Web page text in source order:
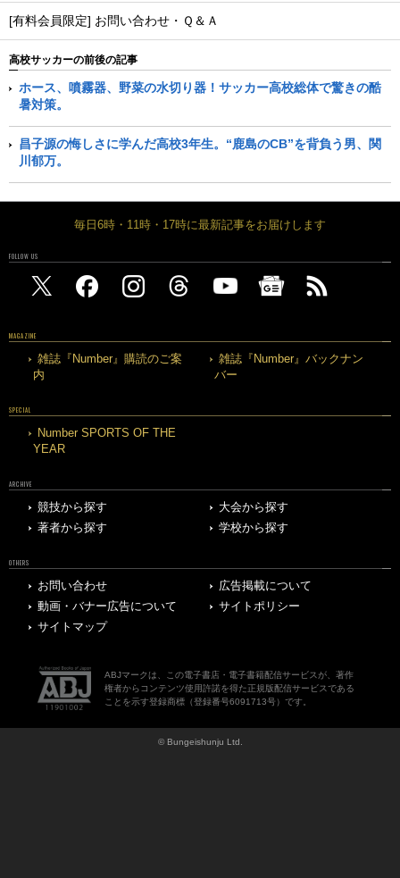
[有料会員限定] お問い合わせ・Ｑ＆Ａ
高校サッカーの前後の記事
ホース、噴霧器、野菜の水切り器！サッカー高校総体で驚きの酷
暑対策。
昌子源の悔しさに学んだ高校3年生。“鹿島のCB”を背負う男、関
川郁万。
毎日6時・11時・17時に最新記事をお届けします
FOLLOW US
MAGAZINE
雑誌『Number』購読のご案
内
雑誌『Number』バックナン
バー
SPECIAL
Number SPORTS OF THE
YEAR
ARCHIVE
競技から探す
大会から探す
著者から探す
学校から探す
OTHERS
お問い合わせ
広告掲載について
動画・バナー広告について
サイトポリシー
サイトマップ
ABJマークは、この電子書店・電子書籍配信サービスが、著作
権者からコンテンツ使用許諾を得た正規版配信サービスである
ことを示す登録商標（登録番号6091713号）です。
© Bungeishunju Ltd.